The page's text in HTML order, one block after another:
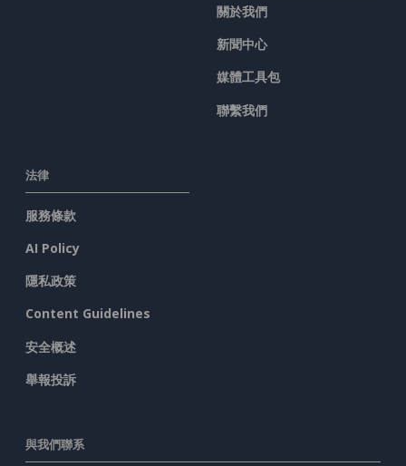
關於我們
新聞中心
媒體工具包
聯繫我們
法律
服務條款
AI Policy
隱私政策
Content Guidelines
安全概述
舉報投訴
與我們聯系